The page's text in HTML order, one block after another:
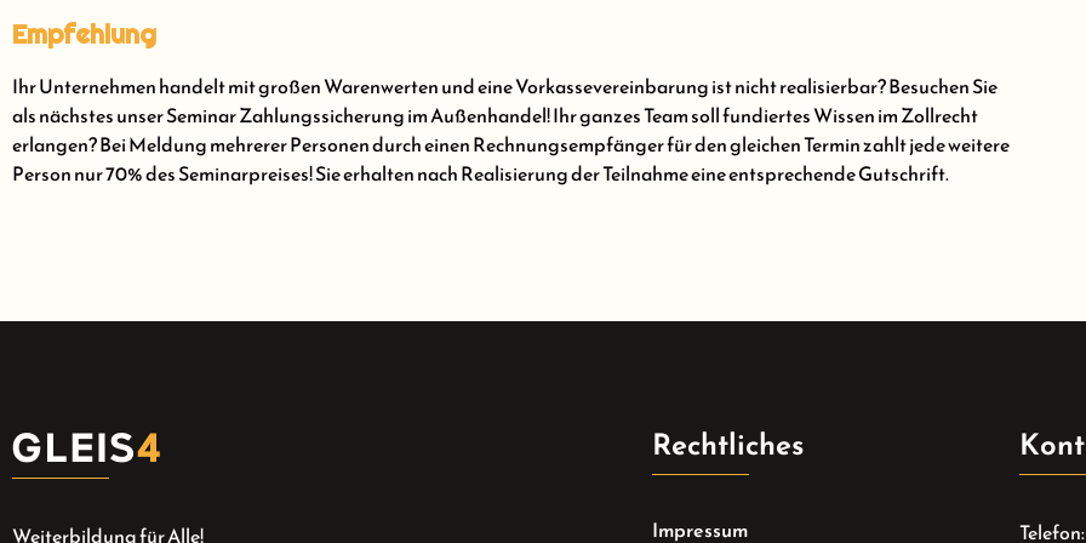
Empfehlung
Ihr Unternehmen handelt mit großen Warenwerten und eine Vorkassevereinbarung ist nicht realisierbar? Besuchen Sie
als nächstes unser Seminar Zahlungssicherung im Außenhandel! Ihr ganzes Team soll fundiertes Wissen im Zollrecht
erlangen? Bei Meldung mehrerer Personen durch einen Rechnungsempfänger für den gleichen Termin zahlt jede weitere
Person nur 70% des Seminarpreises! Sie erhalten nach Realisierung der Teilnahme eine entsprechende Gutschrift.
Weiterbildung für Alle!
Rechtliches
Impressum Telefon: